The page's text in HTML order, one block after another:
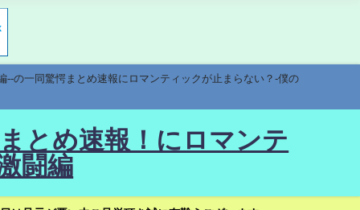
の一同驚愕まとめ速報にロマンティックが止まらない？-僕の
とめ速報！にロマンテ
闘編